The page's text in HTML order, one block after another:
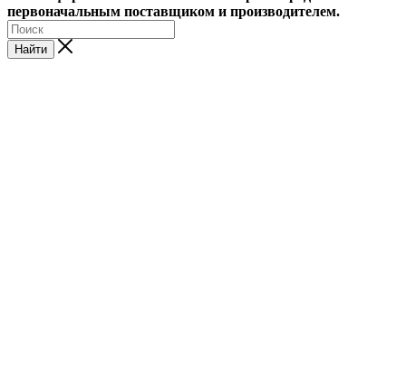
первоначальным поставщиком и производителем.
Найти